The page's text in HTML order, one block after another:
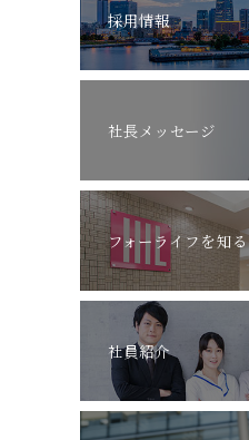
採用情報
社長メッセージ
フォーライフを知る
社員紹介